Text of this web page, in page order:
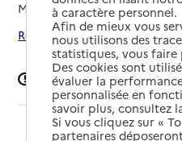
Mis à jour le31/10/2025
Rechercher les
Signaler une erreur
Sommaire
à caractère personnel.
Afin de mieux vous
nous utilisons des
statistiques, vous
Des cookies sont
évaluer la
personnalisée en
savoir plus, consultez
Si vous cliquez sur «
partenaires